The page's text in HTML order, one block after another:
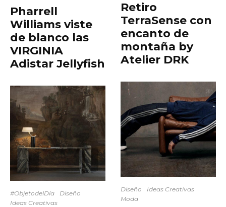
Pharrell
Williams viste
de blanco las
VIRGINIA
Adistar Jellyfish
#ObjetodelDía
Diseño
Ideas Creativas
Retiro
TerraSense con
encanto de
montaña by
Atelier DRK
Diseño
Ideas Creativas
Moda